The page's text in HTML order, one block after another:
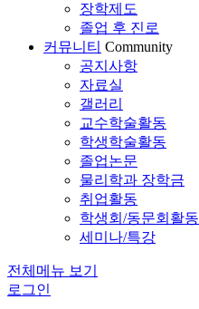
장학제도
졸업 후 진로
커뮤니티 Community
공지사항
자료실
갤러리
교수학술활동
학생학술활동
졸업논문
물리학과 장학금
취업활동
학생회/동문회활동
세미나/특강
전체메뉴 보기
로그인